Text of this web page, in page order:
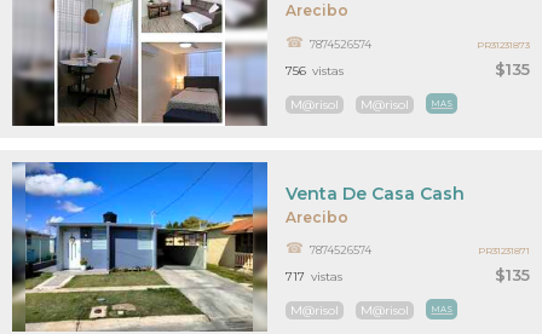
Arecibo
$135
7874526574
M@risol M@risol MAS
756 vistas
PR31231873
Arecibo
$135
Venta De Casa Cash
7874526574
M@risol M@risol MAS
717 vistas
PR31231871